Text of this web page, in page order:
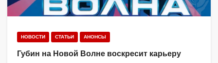
НОВОСТИ СТАТЬИ АНОНСЫ
Губин на Новой Волне воскресит карьеру